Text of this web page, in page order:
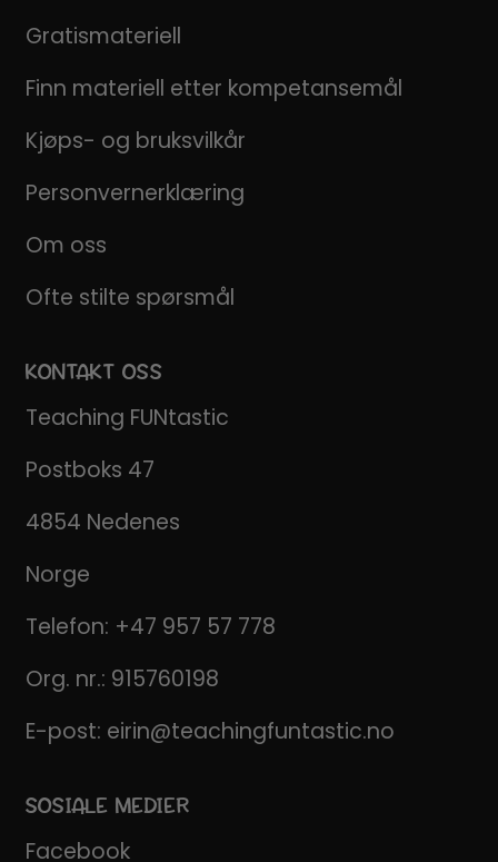
Gratismateriell
Finn materiell etter kompetansemål
Kjøps- og bruksvilkår
Personvernerklæring
Om oss
Ofte stilte spørsmål
KONTAKT OSS
Teaching FUNtastic
Postboks 47
4854 Nedenes
Norge
Telefon: +47 957 57 778
Org. nr.: 915760198
E-post: eirin@teachingfuntastic.no
SOSIALE MEDIER
Facebook